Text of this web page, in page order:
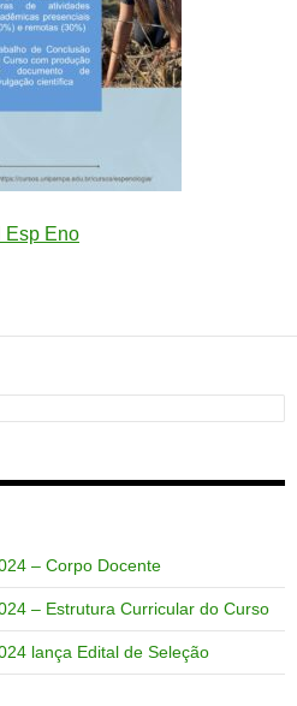
Esp Eno
– Corpo Docente
– Estrutura Curricular do Curso
lança Edital de Seleção